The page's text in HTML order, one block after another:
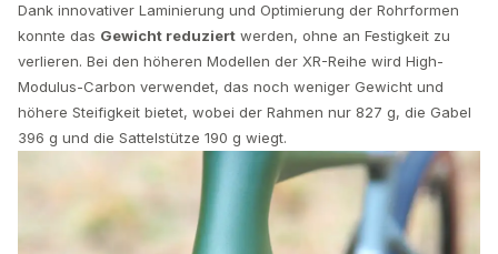
Dank innovativer Laminierung und Optimierung der Rohrformen
konnte das Gewicht reduziert werden, ohne an Festigkeit zu
verlieren. Bei den höheren Modellen der XR-Reihe wird High-
Modulus-Carbon verwendet, das noch weniger Gewicht und
höhere Steifigkeit bietet, wobei der Rahmen nur 827 g, die Gabel
396 g und die Sattelstütze 190 g wiegt.